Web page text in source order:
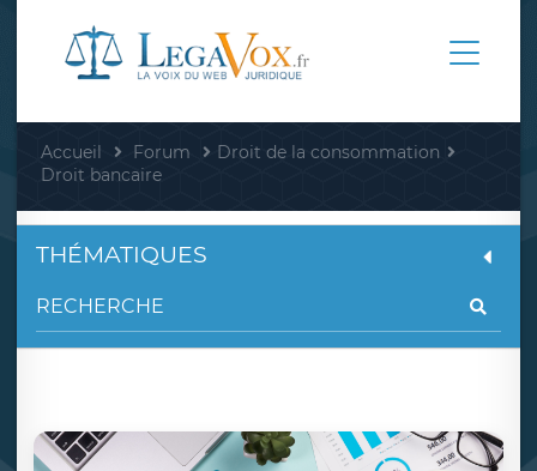
Accueil Forum
Droit de la consommation
Droit bancaire
THÉMATIQUES